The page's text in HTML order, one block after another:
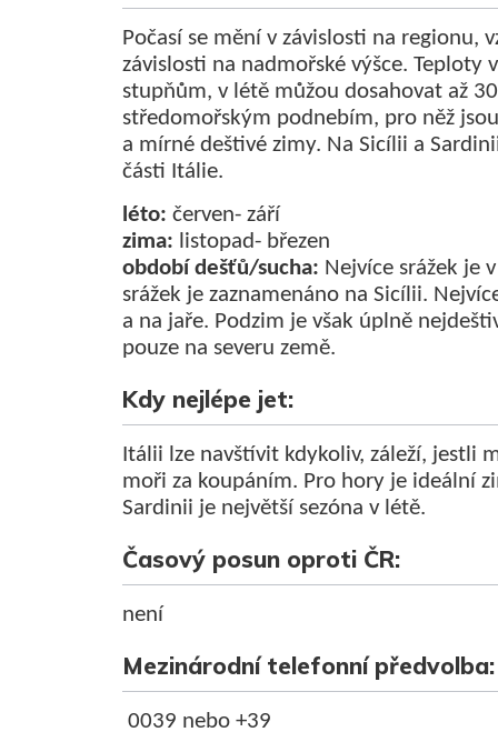
Počasí se mění v závislosti na regionu,
závislosti na nadmořské výšce. Teploty
stupňům, v létě můžou dosahovat až
středomořským podnebím, pro něž
a mírné deštivé zimy. Na Sicílii a
části Itálie.
léto: červen- září
zima: listopad- březen
období dešťů/sucha: Nejvíce srážek je
srážek je zaznamenáno na Sicílii.
a na jaře. Podzim je však úplně
pouze na severu země.
Kdy nejlépe jet:
Itálii lze navštívit kdykoliv, záleží, jestli
moři za koupáním. Pro hory je ideální
Sardinii je největší sezóna v létě.
Časový posun oproti ČR:
není
Mezinárodní telefonní předvolba:
0039 nebo +39